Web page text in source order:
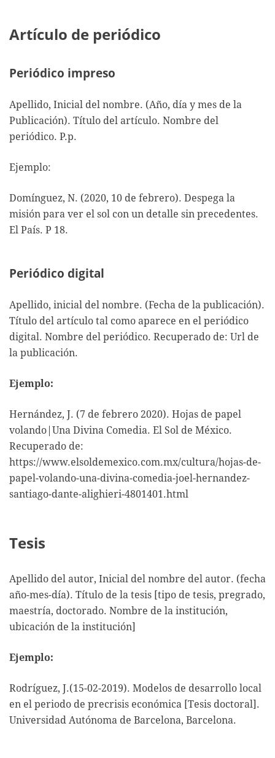
Artículo de periódico
Periódico impreso
Apellido, Inicial del nombre. (Año, día y mes de la
Publicación). Título del artículo. Nombre del
periódico. P.p.
Ejemplo:
Domínguez, N. (2020, 10 de febrero). Despega la
misión para ver el sol con un detalle sin precedentes.
El País. P 18.
Periódico digital
Apellido, inicial del nombre. (Fecha de la publicación).
Título del artículo tal como aparece en el periódico
digital. Nombre del periódico. Recuperado de: Url de
la publicación.
Ejemplo:
Hernández, J. (7 de febrero 2020). Hojas de papel
volando|Una Divina Comedia. El Sol de México.
Recuperado de:
https://www.elsoldemexico.com.mx/cultura/hojas-de-
papel-volando-una-divina-comedia-joel-hernandez-
santiago-dante-alighieri-4801401.html
Tesis
Apellido del autor, Inicial del nombre del autor. (fecha
año-mes-día). Título de la tesis [tipo de tesis, pregrado,
maestría, doctorado. Nombre de la institución,
ubicación de la institución]
Ejemplo:
Rodríguez, J.(15-02-2019). Modelos de desarrollo local
en el periodo de precrisis económica [Tesis doctoral].
Universidad Autónoma de Barcelona, Barcelona.